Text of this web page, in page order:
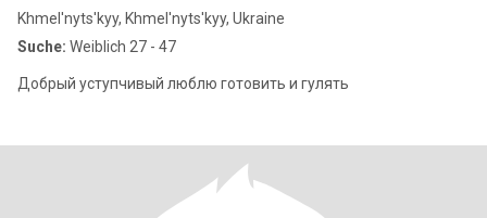
Khmel'nyts'kyy, Khmel'nyts'kyy, Ukraine
Suche: Weiblich 27 - 47
Добрый уступчивый люблю готовить и гулять